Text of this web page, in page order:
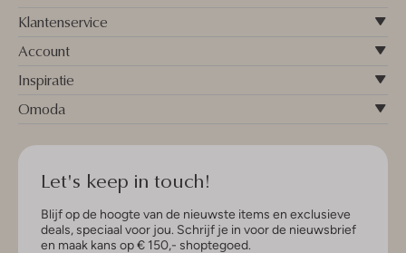
Klantenservice
Account
Inspiratie
Omoda
Let's keep in touch!
Blijf op de hoogte van de nieuwste items en exclusieve
deals, speciaal voor jou. Schrijf je in voor de nieuwsbrief
en maak kans op € 150,- shoptegoed.